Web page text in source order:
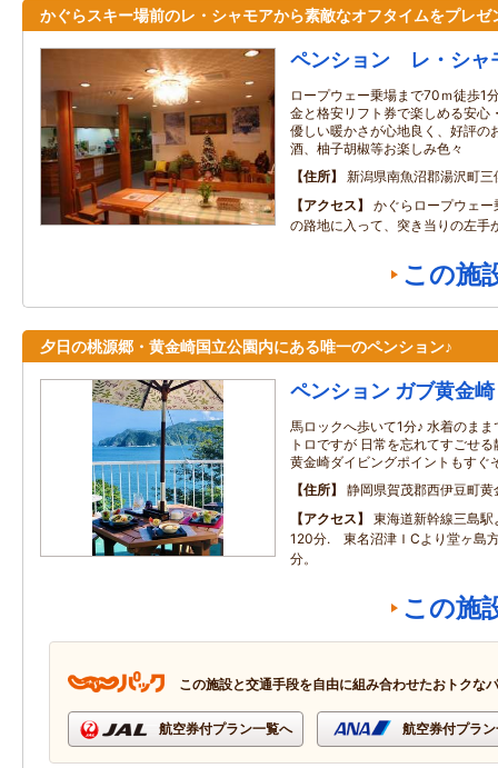
かぐらスキー場前のレ・シャモアから素敵なオフタイムをプレゼ
ペンション レ・シャ
ロープウェー乗場まで70ｍ徒歩1
金と格安リフト券で楽しめる安心
優しい暖かさが心地良く、好評の
酒、柚子胡椒等お楽しみ色々
住所
新潟県南魚沼郡湯沢町三
アクセス
かぐらロープウェ
の路地に入って、突き当りの左手
この施
夕日の桃源郷・黄金崎国立公園内にある唯一のペンション♪
ペンション ガブ黄金崎
馬ロックへ歩いて1分♪ 水着のま
トロですが 日常を忘れてすごせ
黄金崎ダイビングポイントもすぐ
住所
静岡県賀茂郡西伊豆町黄
アクセス
東海道新幹線三島
120分. 東名沼津ＩCより堂ヶ島
分。
この施
この施設と交通手段を自由に組み合わせたおトクな
航空券付プラン一覧へ 航空券付プラ